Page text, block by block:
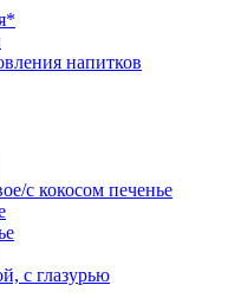
напитков
с кокосом печенье
с глазурью